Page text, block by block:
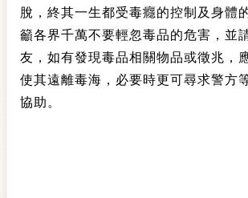
脫，終其一生都受毒癮的控制及身體
籲各界千萬不要輕忽毒品的危害，並
友，如有發現毒品相關物品或徵兆，
使其遠離毒海，必要時更可尋求警方
協助 。